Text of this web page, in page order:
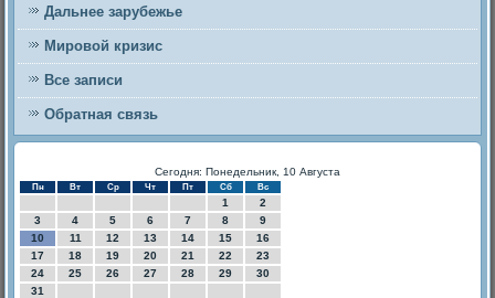
Дальнее зарубежье
Мировой кризис
Все записи
Обратная связь
Сегодня: Понедельник, 10 Августа
Пн Вт Ср Чт Пт Сб Вс
1
2
3
4 5 6 7 8
9
10
11 12 13 14 15
16
17
18 19 20 21 22
23
24
25 26 27 28 29
30
31